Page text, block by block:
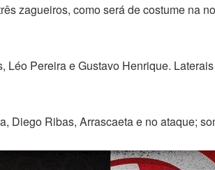
zagueiros, como será de costume na
Léo Pereira e Gustavo Henrique.
Diego Ribas, Arrascaeta e no ataque;